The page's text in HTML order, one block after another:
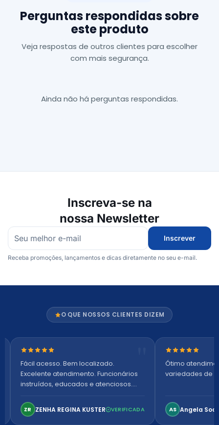
Perguntas respondidas sobre
este produto
Veja respostas de outros clientes para escolher
com mais segurança.
Ainda não há perguntas respondidas.
Inscreva-se na
nossa Newsletter
Inscrever
Receba promoções, lançamentos e dicas diretamente no seu e-mail.
O QUE NOSSOS CLIENTES DIZEM
Nota 5 de 5 estrelas
Fácil acesso. Bem localizado.
Excelente atendimento. Funcionários
instruídos, educados e atenciosos.
confortável. Perfeito!
ZR ZENHA REGINA KUSTER VERIFICADA
Nota 5 de 5
Ótimo
variedades de
AS Angela